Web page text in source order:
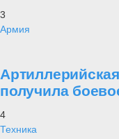
3
Армия
получила
4
Техника